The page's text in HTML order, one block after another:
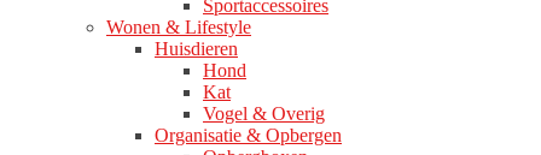
Sportaccessoires
Wonen & Lifestyle
Huisdieren
Hond
Kat
Vogel & Overig
Organisatie & Opbergen